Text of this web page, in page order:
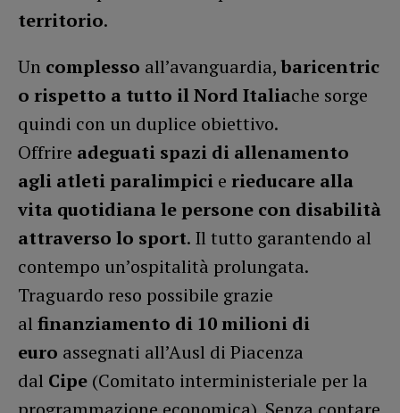
territorio.
Un complesso all’avanguardia,baricentric
o rispetto a tutto il Nord Italiache sorge
quindi con un duplice obiettivo.
Offrire adeguati spazi di allenamento
agli atleti paralimpici e rieducare alla
vita quotidiana le persone con disabilità
attraverso lo sport. Il tutto garantendo al
contempo un’ospitalità prolungata.
Traguardo reso possibile grazie
al finanziamento di 10 milioni di
euro assegnati all’Ausl di Piacenza
dal Cipe (Comitato interministeriale per la